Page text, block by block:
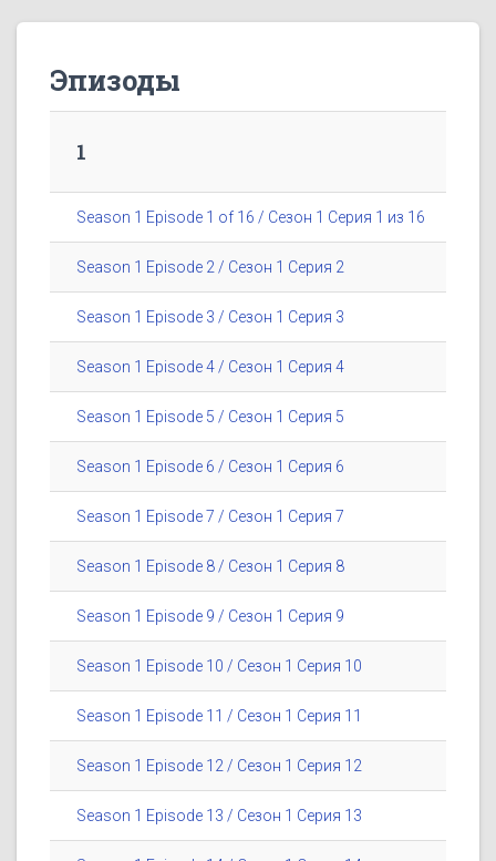
Эпизоды
1
Season 1 Episode 1 of 16 / Сезон 1 Серия 1 из 16
Season 1 Episode 2 / Сезон 1 Серия 2
Season 1 Episode 3 / Сезон 1 Серия 3
Season 1 Episode 4 / Сезон 1 Серия 4
Season 1 Episode 5 / Сезон 1 Серия 5
Season 1 Episode 6 / Сезон 1 Серия 6
Season 1 Episode 7 / Сезон 1 Серия 7
Season 1 Episode 8 / Сезон 1 Серия 8
Season 1 Episode 9 / Сезон 1 Серия 9
Season 1 Episode 10 / Сезон 1 Серия 10
Season 1 Episode 11 / Сезон 1 Серия 11
Season 1 Episode 12 / Сезон 1 Серия 12
Season 1 Episode 13 / Сезон 1 Серия 13